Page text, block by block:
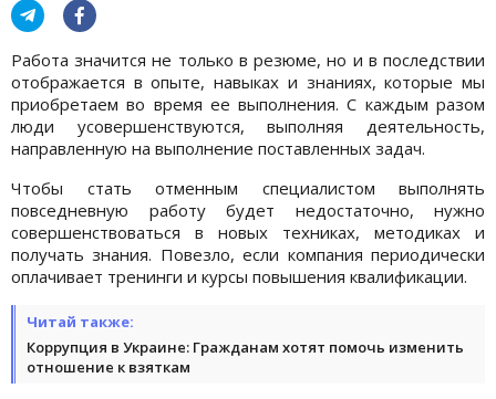
Работа значится не только в резюме, но и в последствии
отображается в опыте, навыках и знаниях, которые мы
приобретаем во время ее выполнения. С каждым разом
люди усовершенствуются, выполняя деятельность,
направленную на выполнение поставленных задач.
Чтобы стать отменным специалистом выполнять
повседневную работу будет недостаточно, нужно
совершенствоваться в новых техниках, методиках и
получать знания. Повезло, если компания периодически
оплачивает тренинги и курсы повышения квалификации.
Читай также:
Коррупция в Украине: Гражданам хотят помочь изменить
отношение к взяткам